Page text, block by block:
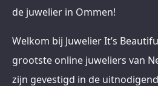
de juwelier in Ommen!
Welkom bij Juwelier It’s
grootste online juweliers van
zijn gevestigd in de